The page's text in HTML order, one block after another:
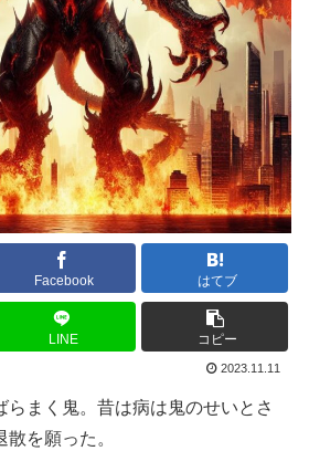
Facebook はてブ
LINE コピー
2023.11.11
らまく鬼。昔は病は鬼のせいとさ
を願った。